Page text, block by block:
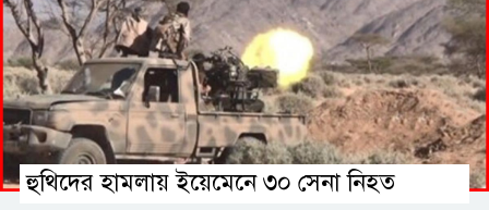
হুথিদের হামলায় ইয়েমেনে ৩০ সেনা নিহত